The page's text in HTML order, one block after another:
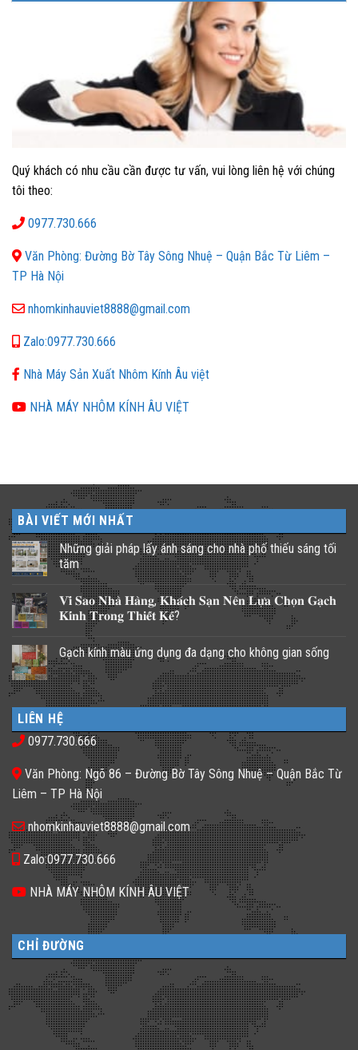
Quý khách có nhu cầu cần được tư vấn, vui lòng liên hệ với chúng
tôi theo:
0977.730.666
Văn Phòng: Đường Bờ Tây Sông Nhuệ – Quận Bắc Từ Liêm –
TP Hà Nội
nhomkinhauviet8888@gmail.com
Zalo:0977.730.666
Nhà Máy Sản Xuất Nhôm Kính Âu việt
NHÀ MÁY NHÔM KÍNH ÂU VIỆT
BÀI VIẾT MỚI NHẤT
Những giải pháp lấy ánh sáng cho nhà phố thiếu sáng tối
tăm
Không
bình
luận
ở
pháp
lấy
ánh
sáng
cho
nhà
phố
thiếu
sáng
tối
𝐕𝐢̀ 𝐒𝐚𝐨 𝐍𝐡𝐚̀ 𝐇𝐚̀𝐧𝐠, 𝐊𝐡𝐚́𝐜𝐡 𝐒𝐚̣𝐧 𝐍𝐞̂𝐧 𝐋𝐮̛̣𝐚 𝐂𝐡𝐨̣𝐧 𝐆𝐚̣𝐜𝐡
𝐊𝐢́𝐧𝐡 𝐓𝐫𝐨𝐧𝐠 𝐓𝐡𝐢𝐞̂́𝐭 𝐊𝐞̂́?
bình
luận
ở
𝐕𝐢̀
𝐒𝐚𝐨
𝐍𝐡𝐚̀
𝐇𝐚̀𝐧𝐠,
𝐊𝐡𝐚́𝐜𝐡
𝐒𝐚̣𝐧
𝐍𝐞̂𝐧
𝐂𝐡𝐨̣𝐧
𝐆𝐚̣𝐜𝐡
𝐊𝐢́𝐧𝐡
𝐓𝐫𝐨𝐧𝐠
𝐓𝐡𝐢𝐞̂́𝐭
𝐊𝐞̂́?
Gạch kính màu ứng dụng đa dạng cho không gian sống
Không
có
bình
luận
ở
Gạch
kính
màu
đa
dạng
cho
không
gian
sống
LIÊN HỆ
0977.730.666
Văn Phòng: Ngõ 86 – Đường Bờ Tây Sông Nhuệ – Quận Bắc Từ
Liêm – TP Hà Nội
nhomkinhauviet8888@gmail.com
Zalo:0977.730.666
NHÀ MÁY NHÔM KÍNH ÂU VIỆT
CHỈ ĐƯỜNG